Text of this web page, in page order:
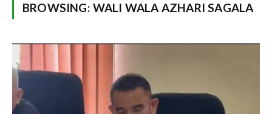
BROWSING: WALI WALA AZHARI SAGALA